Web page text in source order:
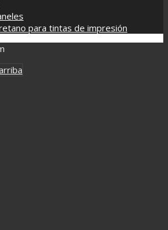
para tintas de impresión